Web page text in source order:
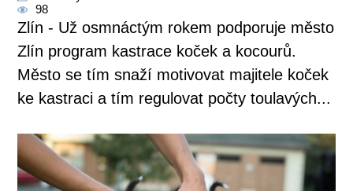
98
Zlín - Už osmnáctým rokem podporuje město
Zlín program kastrace koček a kocourů.
Město se tím snaží motivovat majitele koček
ke kastraci a tím regulovat počty toulavých...